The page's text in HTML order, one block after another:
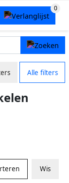
Alle filters
Wis